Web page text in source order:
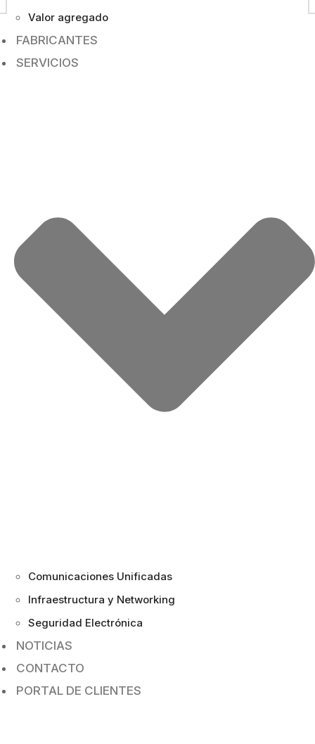
Valor agregado
FABRICANTES
SERVICIOS
Comunicaciones Unificadas
Infraestructura y Networking
Seguridad Electrónica
NOTICIAS
CONTACTO
PORTAL DE CLIENTES